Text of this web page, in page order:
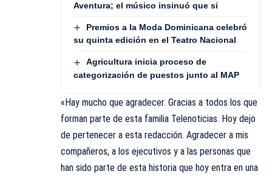
Aventura; el músico insinuó que si
Premios a la Moda Dominicana celebró
su quinta edición en el Teatro Nacional
Agricultura inicia proceso de
categorización de puestos junto al MAP
«Hay mucho que agradecer. Gracias a todos los que
forman parte de esta familia Telenoticias. Hoy dejo
de pertenecer a esta redacción. Agradecer a mis
compañeros, a los ejecutivos y a las personas que
han sido parte de esta historia que hoy entra en una